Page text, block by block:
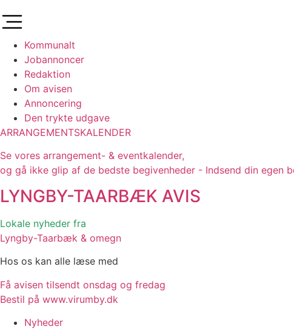
Kommunalt
Jobannoncer
Redaktion
Om avisen
Annoncering
Den trykte udgave
ARRANGEMENTSKALENDER
Se vores arrangement- & eventkalender,
og gå ikke glip af de bedste begivenheder - Indsend din egen
LYNGBY-TAARBÆK AVIS
Lokale nyheder fra
Lyngby-Taarbæk & omegn
Hos os kan alle læse med
Få avisen tilsendt onsdag og fredag
Bestil på www.virumby.dk
Nyheder